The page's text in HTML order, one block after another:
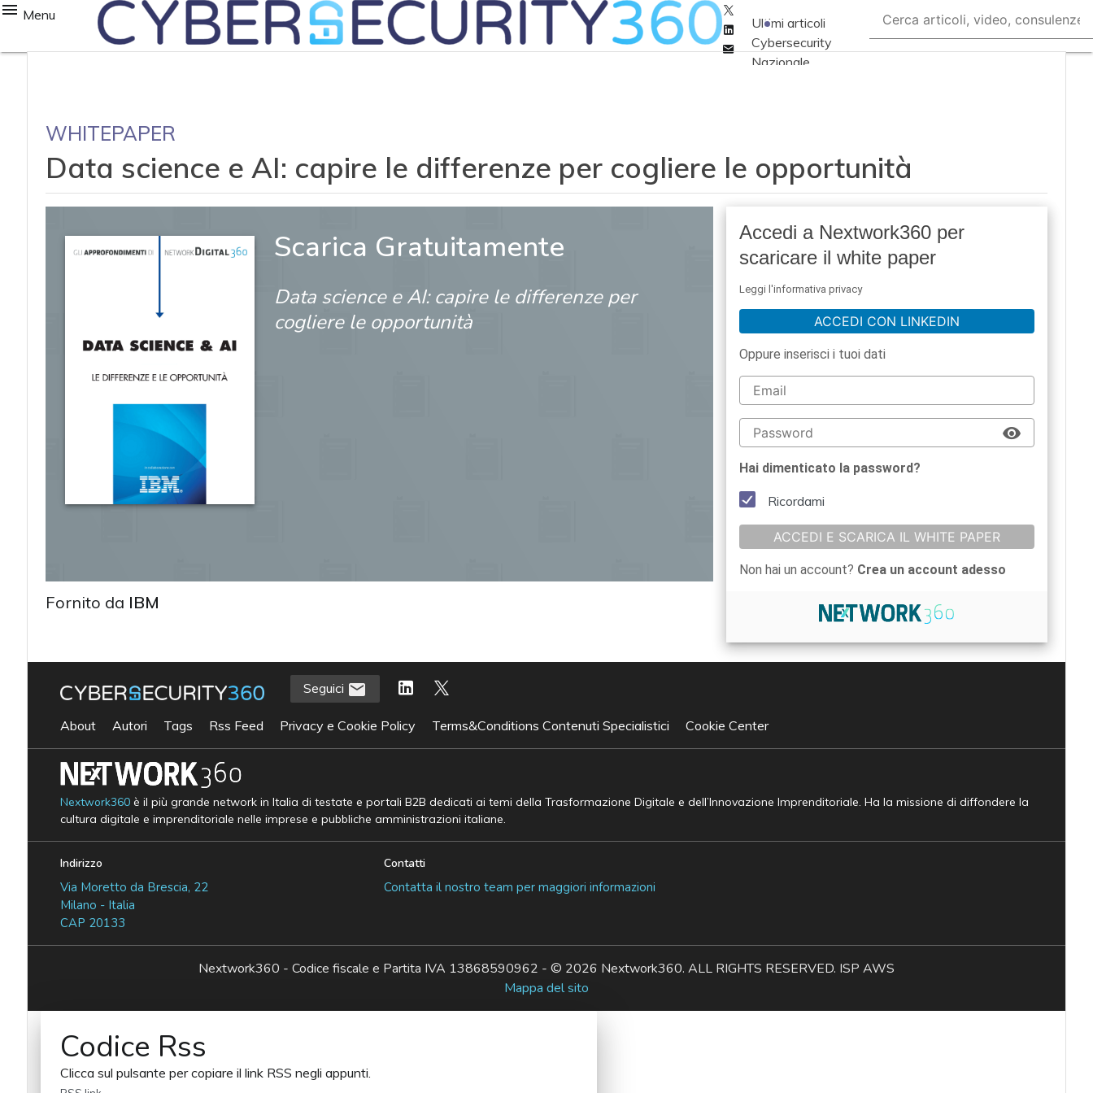
Menu
Linkedin
Email
Ultimi articoli
Cybersecurity
Nazionale
Soluzioni aziendali
Cultura cyber
analisi Cyber
sicurezza e privacy
Chi siamo
WHITEPAPER
Data science e AI: capire le differenze per cogliere le opportunità
Scarica Gratuitamente
Data science e AI: capire le differenze per
cogliere le opportunità
Fornito da IBM
Accedi a Nextwork360 per
scaricare il white paper
Leggi l'informativa privacy
ACCEDI CON LINKEDIN
Oppure inserisci i tuoi dati
Hai dimenticato la password?
Ricordami
ACCEDI E SCARICA IL WHITE PAPER
Non hai un account? Crea un account adesso
Seguici
About Autori Tags Rss Feed Privacy e Cookie Policy Terms&Conditions Contenuti Specialistici Cookie Center
Nextwork360è il più grande network in Italia di testate e portali B2B dedicati ai temi della Trasformazione Digitale e dell’Innovazione Imprenditoriale. Ha la missione di diffondere la
cultura digitale e imprenditoriale nelle imprese e pubbliche amministrazioni italiane.
Indirizzo
Via Moretto da Brescia, 22
Milano - Italia
CAP 20133
Contatti
Contatta il nostro team per maggiori informazioni
Nextwork360 - Codice fiscale e Partita IVA 13868590962 - © 2026 Nextwork360. ALL RIGHTS RESERVED. ISP AWS
Mappa del sito
Codice Rss
Clicca sul pulsante per copiare il link RSS negli appunti.